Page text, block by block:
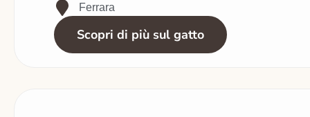
Ferrara
Scopri di più sul gatto